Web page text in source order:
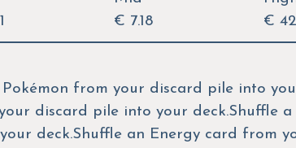
€ 7.18
€
Pokémon from your discard pile into
discard pile into your deck.Shuffle
deck.Shuffle an Energy card from